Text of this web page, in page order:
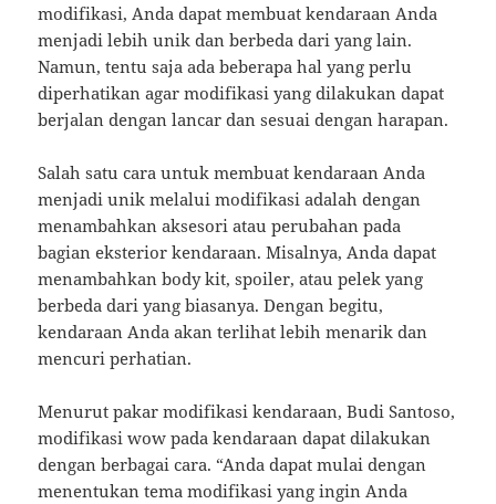
modifikasi, Anda dapat membuat kendaraan Anda
menjadi lebih unik dan berbeda dari yang lain.
Namun, tentu saja ada beberapa hal yang perlu
diperhatikan agar modifikasi yang dilakukan dapat
berjalan dengan lancar dan sesuai dengan harapan.
Salah satu cara untuk membuat kendaraan Anda
menjadi unik melalui modifikasi adalah dengan
menambahkan aksesori atau perubahan pada
bagian eksterior kendaraan. Misalnya, Anda dapat
menambahkan body kit, spoiler, atau pelek yang
berbeda dari yang biasanya. Dengan begitu,
kendaraan Anda akan terlihat lebih menarik dan
mencuri perhatian.
Menurut pakar modifikasi kendaraan, Budi Santoso,
modifikasi wow pada kendaraan dapat dilakukan
dengan berbagai cara. “Anda dapat mulai dengan
menentukan tema modifikasi yang ingin Anda